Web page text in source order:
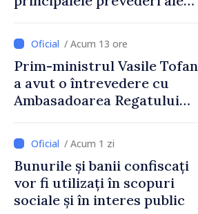
2027
/ Acum 13 ore
Prim-ministrul Vasile Tofan
a avut o întrevedere cu
Ambasadoarea Regatului
Irlandei de Nord, Fern
Horine / Acum 1 zi
Bunurile și banii confiscați
vor fi utilizați în scopuri
sociale și în interes public